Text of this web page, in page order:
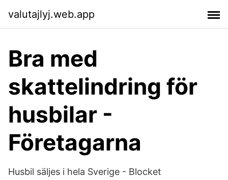
valutajlyj.web.app
Bra med
skattelindring för
husbilar -
Företagarna
Husbil säljes i hela Sverige - Blocket